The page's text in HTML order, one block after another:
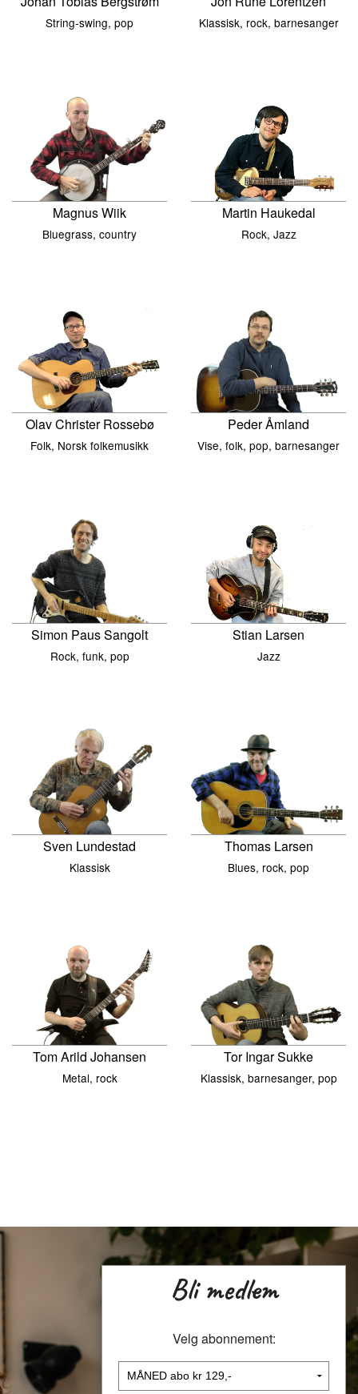
String-swing, pop Klassisk, rock, barnesanger
Magnus Wiik
Bluegrass, country
Martin Haukedal
Rock, Jazz
Olav Christer Rossebø
Folk, Norsk folkemusikk
Peder Åmland
Vise, folk, pop, barnesanger
Simon Paus Sangolt
Rock, funk, pop
Stian Larsen
Jazz
Sven Lundestad
Klassisk
Thomas Larsen
Blues, rock, pop
Tom Arild Johansen
Metal, rock
Tor Ingar Sukke
Klassisk, barnesanger, pop
Bli medlem
Velg abonnement: